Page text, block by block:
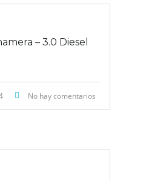
– 3.0 Diesel
No hay comentarios